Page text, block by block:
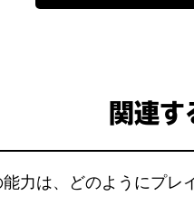
関連す
力は、どのようにプレ